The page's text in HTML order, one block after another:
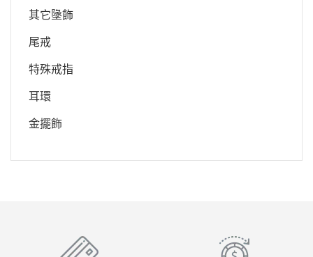
其它墬飾
尾戒
特殊戒指
耳環
金擺飾